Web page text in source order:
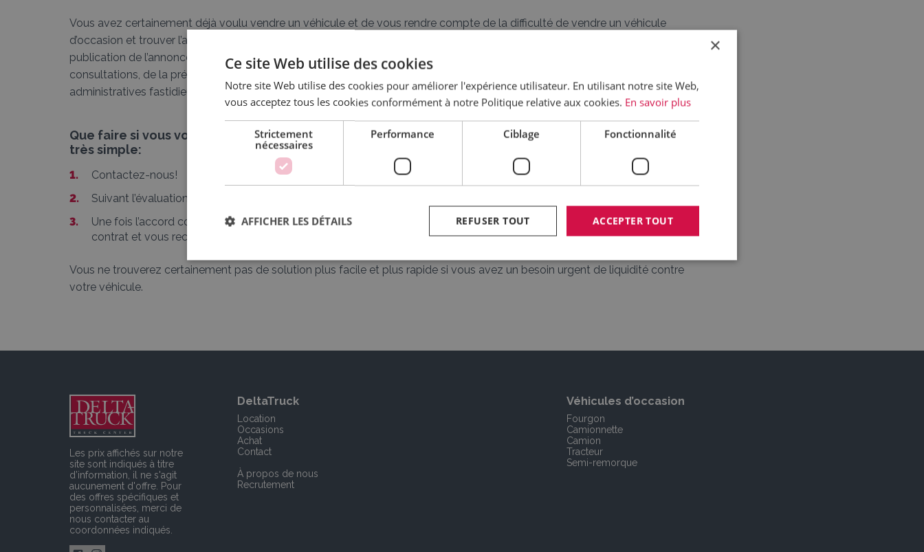
Vous avez certainement déjà voulu vendre un véhicule et de vous rendre compte de la difficulté de vendre un véhicule
d’occasion et trouver l’acheteur. La réalisation de la vente peut prendre plusieurs semaines ou mois à compter de la
publication de l’annonce et pendant ce temps votre véhicule utilitaire reste inutilisé. Sans parler des nombreuses
consultations, de la présentation du véhicule à plusieurs reprises et puis en cas d’un accord conclu, des tâches
administratives fastidieuses associées à la conclusion du contrat.
Que faire si vous voulez vendre votre véhicule dans les plus brefs délais possibles? La réponse est
très simple:
Contactez-nous!
Suivant l’évaluation de l’état général du véhicule utilitaire, nos collègues vous feront une offre.
Une fois l’accord conclu, on vous débarrasse des tâches administratives fastidieuses associées à la conclusion du
contrat et vous recevez votre argent immédiatement.
Vous ne trouverez certainement pas de solution plus facile et plus rapide si vous avez un besoin urgent de liquidité contre
votre véhicule.
Les prix affichés sur notre
site sont indiqués à titre
d’information, il ne s'agit
aucunement d'offre. Pour
des offres spécifiques et
personnalisées, merci de
nous contacter au
coordonnées indiqués.
DeltaTruck
Location
Occasions
Achat
Contact
À propos de nous
Recrutement
Véhicules d’occasion
Fourgon
Camionnette
Camion
Tracteur
Semi-remorque
×
Ce site Web utilise des cookies
Notre site Web utilise des cookies pour améliorer l'expérience utilisateur. En utilisant notre site Web,
vous acceptez tous les cookies conformément à notre Politique relative aux cookies. En savoir plus
Strictement
nécessaires
Performance Ciblage Fonctionnalité
ACCEPTER TOUT
REFUSER TOUT
AFFICHER LES DÉTAILS